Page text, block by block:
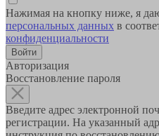
Нажимая на кнопку ниже, я
персональных данных в
конфиденциальности
Авторизация
Восстановление пароля
Введите адрес электронной
регистрации. На указанный